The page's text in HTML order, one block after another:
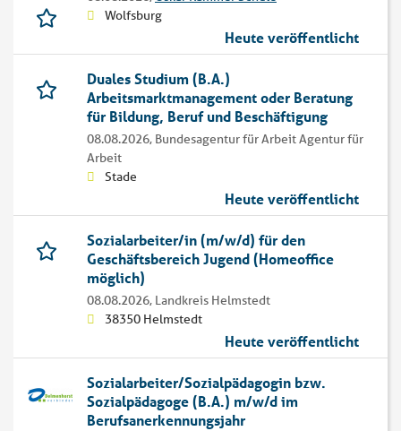
Wolfsburg
Heute veröffentlicht
Duales Studium (B.A.)
Arbeitsmarktmanagement oder Beratung
für Bildung, Beruf und Beschäftigung
08.08.2026, Bundesagentur für Arbeit Agentur für
Arbeit
Stade
Heute veröffentlicht
Sozialarbeiter/in (m/w/d) für den
Geschäftsbereich Jugend (Homeoffice
möglich)
08.08.2026, Landkreis Helmstedt
38350 Helmstedt
Heute veröffentlicht
Sozialarbeiter/Sozialpädagogin bzw.
Sozialpädagoge (B.A.) m/w/d im
Berufsanerkennungsjahr